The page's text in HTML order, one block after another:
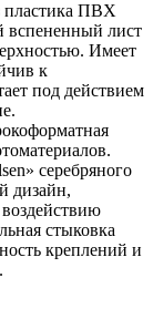
пластика ПВХ
вспененный лист
Имеет
к
под действием
серебряного
дизайн,
стыковка
креплений и